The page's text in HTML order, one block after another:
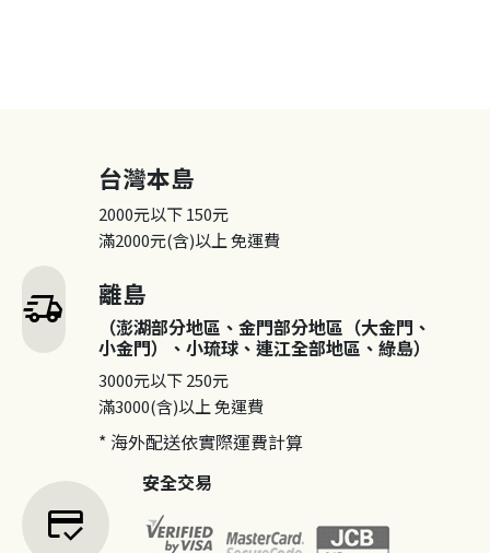
delivery_truck_speed
台灣本島
2000元以下150元
滿2000元(含)以上免運費
離島
（澎湖部分地區、金門部分地區（大金門、
小金門）、小琉球、連江全部地區、綠島）
3000元以下250元
滿3000(含)以上免運費
* 海外配送依實際運費計算
credit_score
安全交易